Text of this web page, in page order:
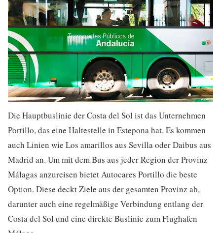
Die Hauptbuslinie der Costa del Sol ist das Unternehmen
Portillo, das eine Haltestelle in Estepona hat. Es kommen
auch Linien wie Los amarillos aus Sevilla oder Daibus aus
Madrid an. Um mit dem Bus aus jeder Region der Provinz
Málagas anzureisen bietet Autocares Portillo die beste
Option. Diese deckt Ziele aus der gesamten Provinz ab,
darunter auch eine regelmäßige Verbindung entlang der
Costa del Sol und eine direkte Buslinie zum Flughafen